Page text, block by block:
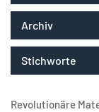
Archiv
Stichworte
Revolutionäre